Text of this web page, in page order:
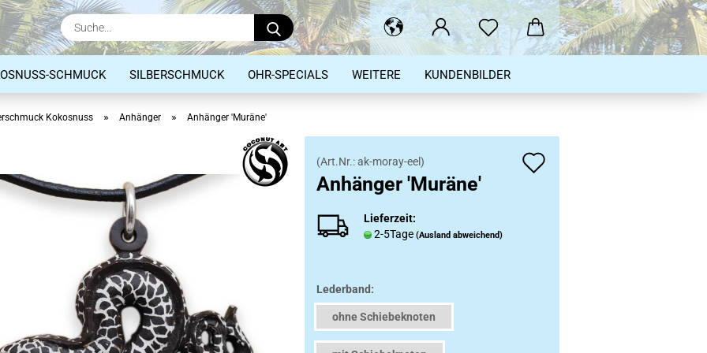
Suche...
Ringe
SCHMUCK SILBERSCHMUCK OHR-SPECIALS KUNDENBILDER
WEITERE
Kokosnuss » Anhänger » Anhänger 'Muräne'
(Art.Nr.:ak-moray-eel)
Anhänger 'Muräne'
Lieferzeit:
2-5Tage (Ausland abweichend)
Lederband:
ohne Schiebeknoten